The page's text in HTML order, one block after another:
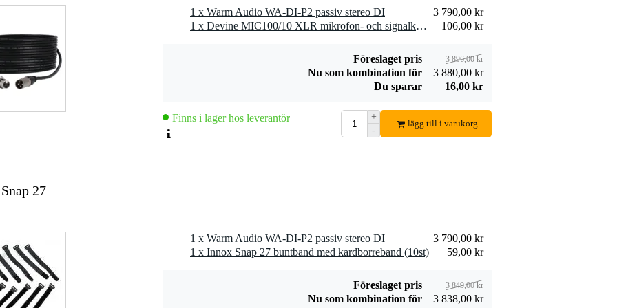
±0,5 dB
keyboards, syntar, trumdatorer, playback-utrustning
1 x Warm Audio WA-DI-P2 passiv stereo DI
3 790,00 kr
1 x Devine MIC100/10 XLR mikrofon- och signalkabel 10 meter
106,00 kr
Föreslaget pris 3 896,00 kr
Nu som kombination för
3 880,00 kr
Du sparar
16,00 kr
Finns i lager hos leverantör
+
-
lägg till i varukorg
27
1 x Warm Audio WA-DI-P2 passiv stereo DI
3 790,00 kr
1 x Innox Snap 27 buntband med kardborreband (10st)
59,00 kr
Föreslaget pris 3 849,00 kr
Nu som kombination för
3 838,00 kr